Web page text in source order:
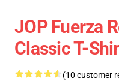
JOP Fuerza
Classic T-
(10 customer